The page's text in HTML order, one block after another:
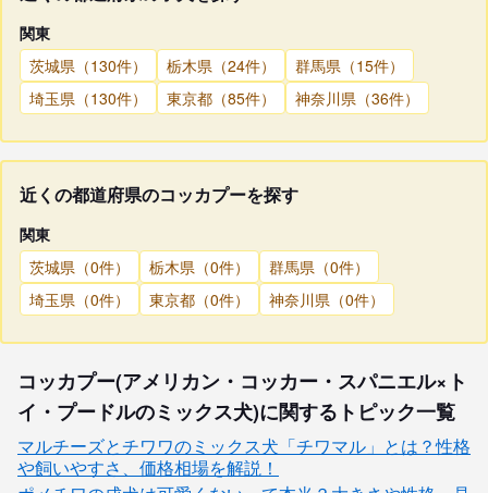
関東
茨城県（130件）
栃木県（24件）
群馬県（15件）
埼玉県（130件）
東京都（85件） 神奈川県（36件）
近くの都道府県のコッカプーを探す
関東
茨城県（0件）
栃木県（0件）
群馬県（0件）
埼玉県（0件）
東京都（0件） 神奈川県（0件）
コッカプー(アメリカン・コッカー・スパニエル×ト
イ・プードルのミックス犬)に関するトピック一覧
マルチーズとチワワのミックス犬「チワマル」とは？性格
や飼いやすさ、価格相場を解説！